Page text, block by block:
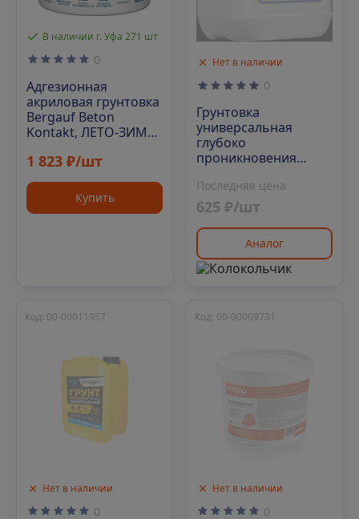
В наличии г. Уфа 271 шт
0
Адгезионная
акриловая грунтовка
Bergauf Beton
Kontakt, ЛЕТО-ЗИМА,
1 823 ₽/шт
Купить
Нет в наличии
0
Грунтовка
универсальная
глубоко
проникновения
Последняя цена
625 ₽/шт
Аналог
Нет в наличии
Код: 00-00011957
0
Нет в наличии
Код: 00-00009731
0